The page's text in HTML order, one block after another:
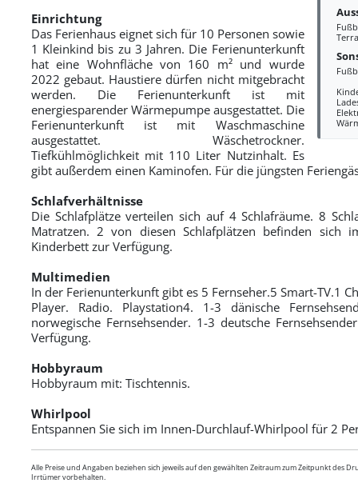
Einrichtung
Das Ferienhaus eignet sich für 10 Personen sowie
1 Kleinkind bis zu 3 Jahren. Die Ferienunterkunft
hat eine Wohnfläche von 160 m² und wurde
2022 gebaut. Haustiere dürfen nicht mitgebracht
werden. Die Ferienunterkunft ist mit
energiesparender Wärmepumpe ausgestattet. Die
Ferienunterkunft ist mit Waschmaschine
ausgestattet. Wäschetrockner.
Tiefkühlmöglichkeit mit 110 Liter Nutzinhalt. Es
gibt außerdem einen Kaminofen. Für die jüngsten
Schlafverhältnisse
Die Schlafplätze verteilen sich auf 4 Schlafräume. 8
Matratzen. 2 von diesen Schlafplätzen befinden sich
Kinderbett zur Verfügung.
Multimedien
In der Ferienunterkunft gibt es 5 Fernseher.5 Smart-TV.1
Player. Radio. Playstation4. 1-3 dänische
norwegische Fernsehsender. 1-3 deutsche
Verfügung.
Hobbyraum
Hobbyraum mit: Tischtennis.
Whirlpool
Entspannen Sie sich im Innen-Durchlauf-Whirlpool für 2
Alle Preise und Angaben beziehen sich jeweils auf den gewählten Zeitraum zum Zeitpunkt des
Irrtümer vorbehalten.